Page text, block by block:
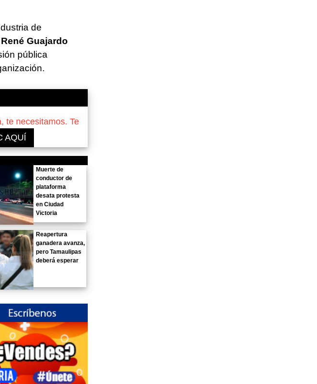
de
Guajardo
pública
te necesitamos. Te
AQUÍ
Muerte de
conductor de
plataforma
desata protesta
en Ciudad
Victoria
Reapertura
ganadera avanza,
pero Tamaulipas
deberá esperar